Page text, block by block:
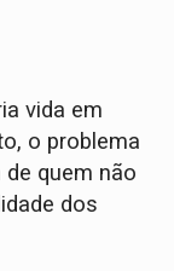
vida em
o problema
quem não
dos